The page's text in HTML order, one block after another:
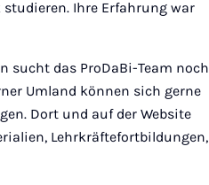
Ihre Erfahrung war
sucht das ProDaBi-Team noch
Umland können sich gerne
Dort und auf der Website
Lehrkräftefortbildungen,